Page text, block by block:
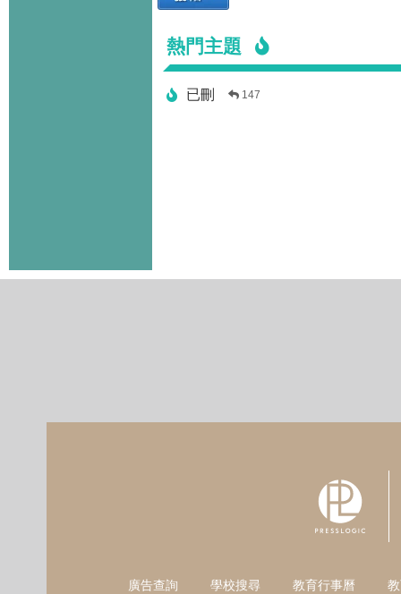
熱門主題
已刪 147
廣告查詢 學校搜尋 教育行事曆